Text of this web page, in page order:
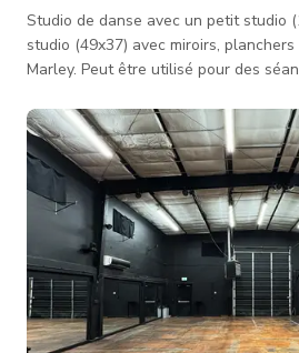
Studio de danse avec un petit studio
studio (49x37) avec miroirs,
Marley. Peut être utilisé pour des